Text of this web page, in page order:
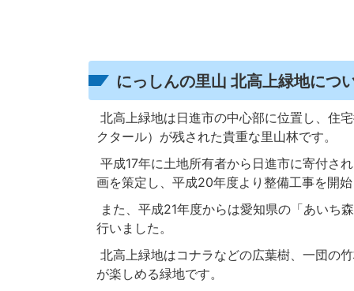
にっしんの里山 北高上緑地につ
北高上緑地は日進市の中心部に位置し、住
クタール）が残された貴重な里山林です。
平成17年に土地所有者から日進市に寄付さ
画を策定し、平成20年度より整備工事を開
また、平成21年度からは愛知県の「あいち
行いました。
北高上緑地はコナラなどの広葉樹、一団の
が楽しめる緑地です。